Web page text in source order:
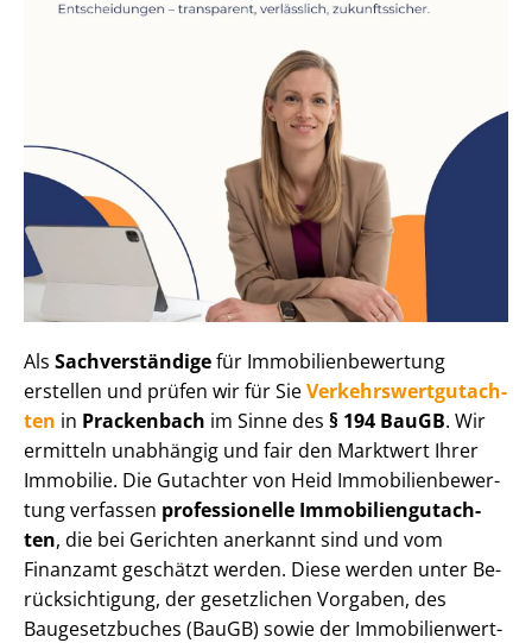
Als Sachverständigefür Im­mo­bi­li­en­be­wer­tung
erstellen und prüfen wir für SieVer­kehrs­wert­gut­ach­
ten in Prackenbach im Sinne des § 194 BauGB. Wir
ermitteln unabhängig und fair den Marktwert Ihrer
Immobilie. Die Gutachter von Heid Im­mo­bi­li­en­be­wer­
tung verfassen professionelle Im­mo­bi­li­en­gut­ach­
ten, die bei Gerichten anerkannt sind und vom
Finanzamt geschätzt werden. Diese werden unter Be­
rück­sich­ti­gung, der gesetzlichen Vorgaben, des
Baugesetzbuches (BauGB) sowie der Im­mo­bi­li­en­wert­